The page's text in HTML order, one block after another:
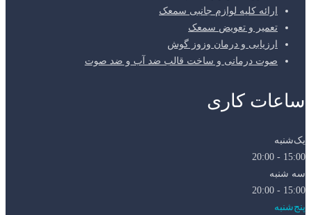
ارائه کلیه لوازم جانبی سمعک
تعمیر و تعویض سمعک
ارزیابی و درمان وزوز گوش
صوت درمانی و ساخت قالب ضد آب و ضد صوت
ساعات کاری
یک‌شنبه
15:00 - 20:00
سه شنبه
15:00 - 20:00
پنج‌شنبه